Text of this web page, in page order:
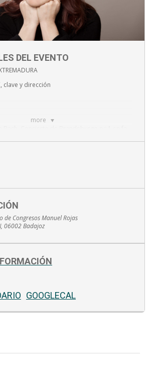
more
DEL EVENTO
clave y dirección
de cámara n.º 2, op.36 (1922)
de Congresos Manuel Rojas
06002 Badajoz
GOOGLECAL